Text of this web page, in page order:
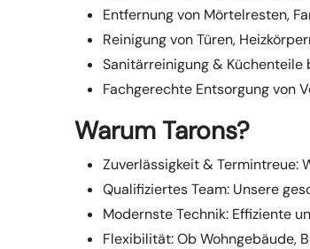
Entfernung von Mörtelresten,
Reinigung von Türen,
Sanitärreinigung & Küchenteile
Fachgerechte Entsorgung von
Warum Tarons?
Zuverlässigkeit & Termintreue:
Qualifiziertes Team: Unsere
Modernste Technik: Effiziente
Flexibilität: Ob Wohngebäude,